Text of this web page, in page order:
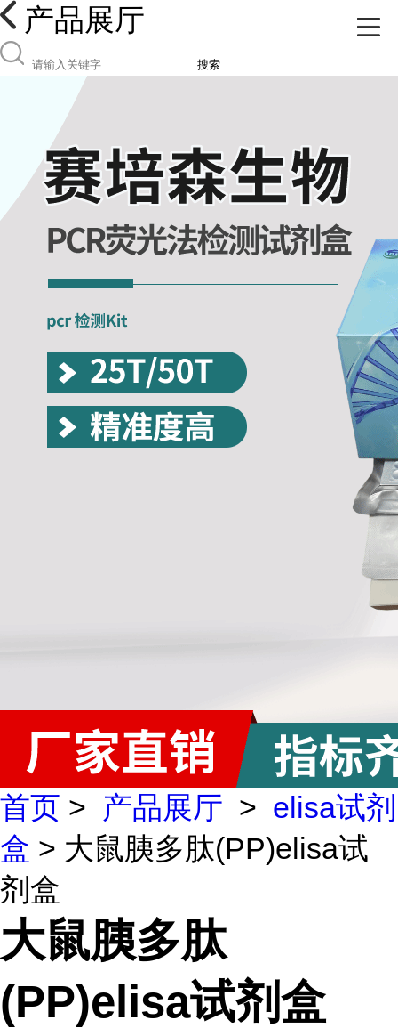
产品展厅
搜索
首页 > 产品展厅 > elisa试剂
盒 > 大鼠胰多肽(PP)elisa试
剂盒
大鼠胰多肽
(PP)elisa试剂盒